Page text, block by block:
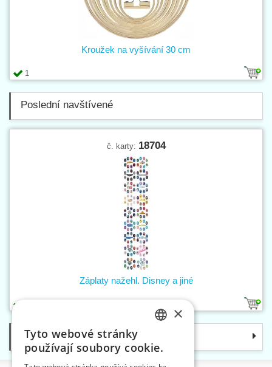
1
Kroužek na vyšívání 30 cm
Poslední navštívené
č. karty: 18704
Záplaty nažehl. Disney a jiné
Kategorie
×
Tyto webové stránky
používají soubory cookie.